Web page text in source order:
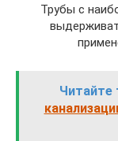
Трубы с
Читайте